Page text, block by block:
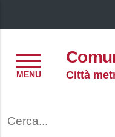
Città